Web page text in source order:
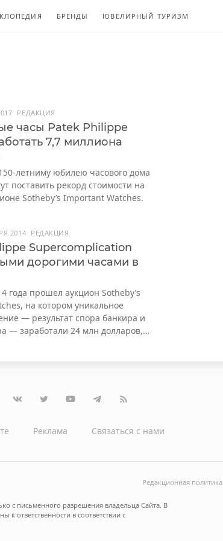
БРЕНДЫ ЮВЕЛИРНЫЙ ТУРИЗМ
РЕДАКЦИЯ
часы Patek Philippe
7,7 миллиона
летниму юбилею часового дома
поставить рекорд стоимости на
Sotheby’s Important Watches.
2014 РЕДАКЦИЯ
Supercomplication
дорогими часами в
года прошел аукцион Sotheby’s
на котором уникальное
— результат спора банкира и
— заработали 24 млн долларов,…
Реклама Связаться с нами
Редакционная политика
с письменного разрешения владельца Сайта. В
ответственности в соответствии с